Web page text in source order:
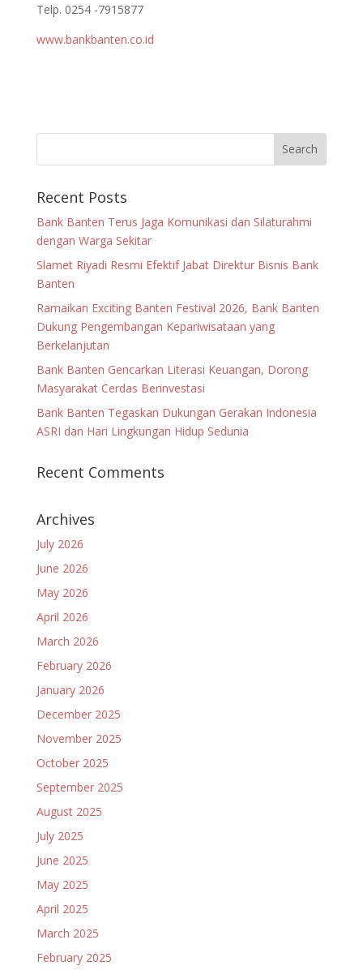
Telp. 0254 -7915877
www.bankbanten.co.id
Recent Posts
Bank Banten Terus Jaga Komunikasi dan Silaturahmi
dengan Warga Sekitar
Slamet Riyadi Resmi Efektif Jabat Direktur Bisnis Bank
Banten
Ramaikan Exciting Banten Festival 2026, Bank Banten
Dukung Pengembangan Kepariwisataan yang
Berkelanjutan
Bank Banten Gencarkan Literasi Keuangan, Dorong
Masyarakat Cerdas Berinvestasi
Bank Banten Tegaskan Dukungan Gerakan Indonesia
ASRI dan Hari Lingkungan Hidup Sedunia
Recent Comments
Archives
July 2026
June 2026
May 2026
April 2026
March 2026
February 2026
January 2026
December 2025
November 2025
October 2025
September 2025
August 2025
July 2025
June 2025
May 2025
April 2025
March 2025
February 2025